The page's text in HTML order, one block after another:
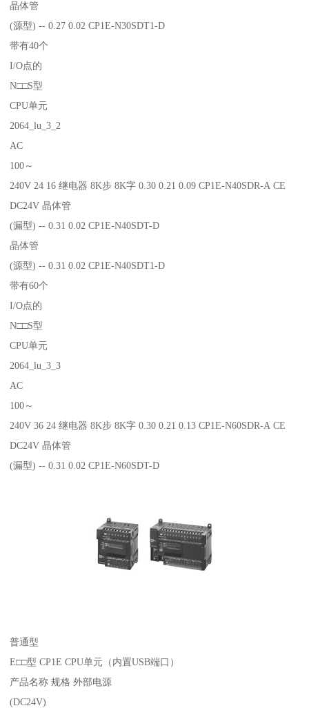
晶体管
(源型) -- 0.27 0.02 CP1E-N30SDT1-D
带有40个
I/O点的
N□□S型
CPU单元
2064_lu_3_2
AC
100～
240V 24 16 继电器 8K步 8K字 0.30 0.21 0.09 CP1E-N40SDR-A CE
DC24V 晶体管
(漏型) -- 0.31 0.02 CP1E-N40SDT-D
晶体管
(源型) -- 0.31 0.02 CP1E-N40SDT1-D
带有60个
I/O点的
N□□S型
CPU单元
2064_lu_3_3
AC
100～
240V 36 24 继电器 8K步 8K字 0.30 0.21 0.13 CP1E-N60SDR-A CE
DC24V 晶体管
(漏型) -- 0.31 0.02 CP1E-N60SDT-D
普通型
E□□型 CP1E CPU单元（内置USB端口）
产品名称 规格 外部电源
(DC24V)